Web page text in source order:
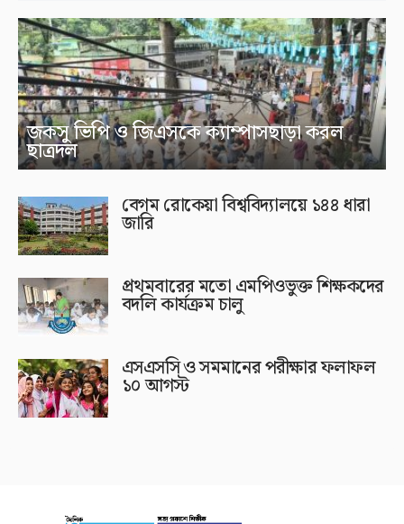
জকসু ভিপি ও জিএসকে ক্যাম্পাসছাড়া করল
ছাত্রদল
বেগম রোকেয়া বিশ্ববিদ্যালয়ে ১৪৪ ধারা
জারি
প্রথমবারের মতো এমপিওভুক্ত শিক্ষকদের
বদলি কার্যক্রম চালু
এসএসসি ও সমমানের পরীক্ষার ফলাফল
১০ আগস্ট